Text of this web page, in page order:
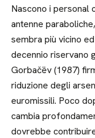
Nascono i personal
antenne
sembra più vicino
decennio riservano
Gorbačëv (1987)
riduzione degli
euromissili. Poco
cambia
dovrebbe